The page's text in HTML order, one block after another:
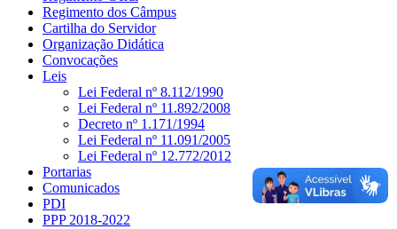
Regimento dos Câmpus
Cartilha do Servidor
Organização Didática
Convocações
Leis
Lei Federal nº 8.112/1990
Lei Federal nº 11.892/2008
Decreto nº 1.171/1994
Lei Federal nº 11.091/2005
Lei Federal nº 12.772/2012
Portarias
Comunicados
PDI
PPP 2018-2022